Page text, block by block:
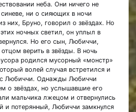
неба. Они ничего не
ни о сияющих в ночи
них, Бруно, говорил о звёздах. Но
ночных светил, он уплыл в
Но его сын, Любиччи,
верить в звёзды. В ночь
родился мусорный «монстр»
волей случая встретился и
Любиччи. Однажды Любиччи
о звёздах, но услышавшие его
мальчика лжецом и отвернулись
и потерянный, Любиччи замкнулся